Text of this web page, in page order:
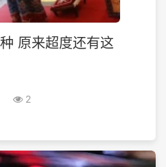
原来超度还有这
2